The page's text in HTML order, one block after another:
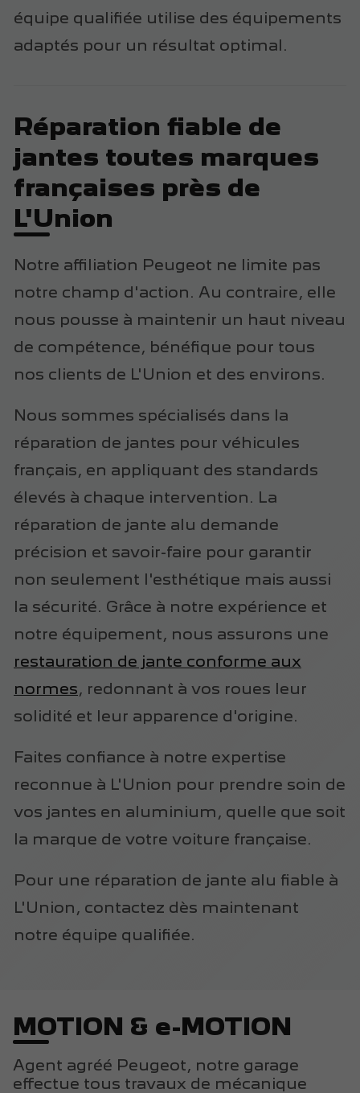
équipe qualifiée utilise des équipements
adaptés pour un résultat optimal.
Réparation fiable de
jantes toutes marques
françaises près de
L'Union
Notre affiliation Peugeot ne limite pas
notre champ d'action. Au contraire, elle
nous pousse à maintenir un haut niveau
de compétence, bénéfique pour tous
nos clients de L'Union et des environs.
Nous sommes spécialisés dans la
réparation de jantes pour véhicules
français, en appliquant des standards
élevés à chaque intervention. La
réparation de jante alu demande
précision et savoir-faire pour garantir
non seulement l'esthétique mais aussi
la sécurité. Grâce à notre expérience et
notre équipement, nous assurons une
restauration de jante conforme aux
normes, redonnant à vos roues leur
solidité et leur apparence d'origine.
Faites confiance à notre expertise
reconnue à L'Union pour prendre soin de
vos jantes en aluminium, quelle que soit
la marque de votre voiture française.
Pour une réparation de jante alu fiable à
L'Union, contactez dès maintenant
notre équipe qualifiée.
MOTION & e-MOTION
Agent agréé Peugeot, notre garage
effectue tous travaux de mécanique